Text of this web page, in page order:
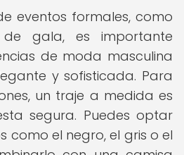
eventos formales, como
gala, es importante
de moda masculina
y sofisticada. Para
un traje a medida es
segura. Puedes optar
como el negro, el gris o el